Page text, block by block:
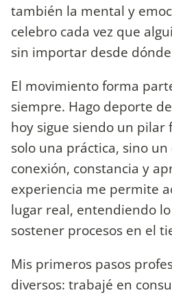
también la mental y
celebro cada vez que
sin importar desde
El movimiento forma
siempre. Hago deporte
hoy sigue siendo un pilar
solo una práctica, sino un
conexión, constancia y
experiencia me permite
lugar real, entendiendo
sostener procesos en el
Mis primeros pasos
diversos: trabajé en